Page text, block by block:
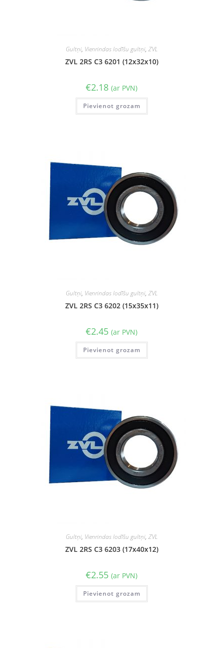
Gultņi, Vienrindas lodīšu gultņi, ZVL
ZVL 2RS C3 6201 (12x32x10)
€2.18 (ar PVN)
Pievienot grozam
Gultņi, Vienrindas lodīšu gultņi, ZVL
ZVL 2RS C3 6202 (15x35x11)
€2.45 (ar PVN)
Pievienot grozam
Gultņi, Vienrindas lodīšu gultņi, ZVL
ZVL 2RS C3 6203 (17x40x12)
€2.55 (ar PVN)
Pievienot grozam